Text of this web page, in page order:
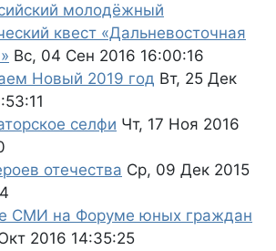
молодёжный
квест «Дальневосточная
Вс, 04 Сен 2016 16:00:16
Новый 2019 год Вт, 25 Дек
селфи Чт, 17 Ноя 2016
отечества Ср, 09 Дек 2015
СМИ на Форуме юных граждан
2016 14:35:25